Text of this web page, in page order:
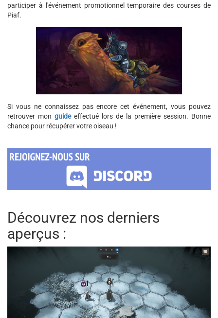
participer à l'événement promotionnel temporaire des courses de
Piaf.
Si vous ne connaissez pas encore cet événement, vous pouvez
retrouver mon guideeffectué lors de la première session. Bonne
chance pour récupérer votre oiseau !
Découvrez nos derniers
aperçus :